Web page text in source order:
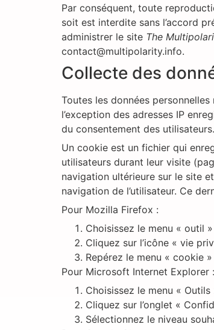
Par conséquent, toute
soit est interdite sans l’accord
administrer le site The
contact@multipolarity.info.
Collecte des
Toutes les données
l’exception des adresses IP
du consentement des utilisateurs.
Un cookie est un fichier qui
utilisateurs durant leur visite
navigation ultérieure sur le site
navigation de l’utilisateur. Ce
Pour Mozilla Firefox :
Choisissez le menu « outil
Cliquez sur l’icône « vie
Repérez le menu « cookie
Pour Microsoft Internet Explorer :
Choisissez le menu «
Cliquez sur l’onglet «
Sélectionnez le niveau